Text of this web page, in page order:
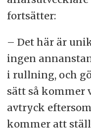
fortsätter:
– Det här är
ingen
i rullning, och
sätt så kommer
avtryck
kommer att